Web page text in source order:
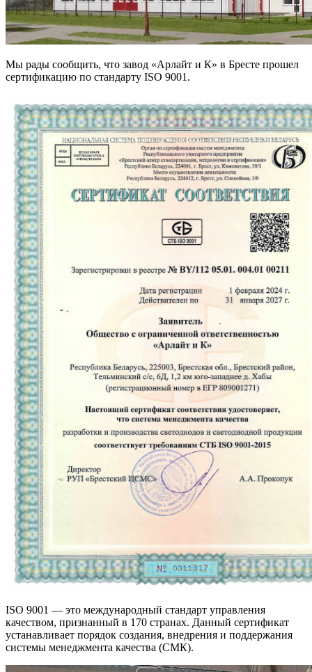
Мы рады сообщить, что завод «Арлайт и К» в Бресте прошел
сертификацию по стандарту ISO 9001.
ISO 9001 — это международный стандарт управления
качеством, признанный в 170 странах. Данный сертификат
устанавливает порядок создания, внедрения и поддержания
системы менеджмента качества (СМК).